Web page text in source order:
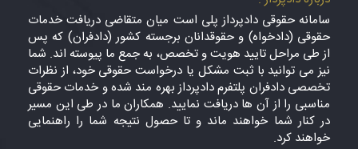
سامانه حقوقی دادپرداز پلی است میان متقاضی دریافت خدمات
حقوقی (دادخواه) و حقوقدانان برجسته کشور (دادفران) که پس
از طی مراحل تایید هویت و تخصص، به جمع ما پیوسته اند. شما
نیز می توانید با ثبت مشکل یا درخواست حقوقی خود، از نظرات
تخصصی دادفران پلتفرم دادپرداز بهره مند شده و خدمات حقوقی
مناسبی را از آن ها دریافت نمایید. همکاران ما در طی این مسیر
در کنار شما خواهند ماند و تا حصول نتیجه شما را راهنمایی
خواهند کرد.